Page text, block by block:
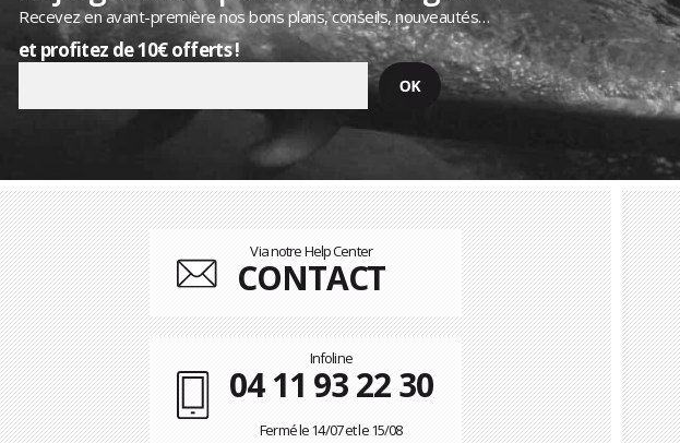
Recevez en avant-première nos bons plans, conseils, nouveautés…
et profitez de 10€ offerts !
Via notre Help Center
CONTACT
Infoline
04 11 93 22 30
Fermé le 14/07 et le 15/08